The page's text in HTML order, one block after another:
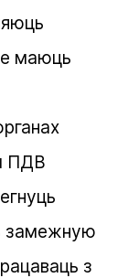
маюць
ПДВ
замежную
з